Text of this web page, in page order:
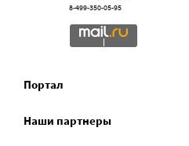
8-499-350-05-95
Портал
Наши партнеры